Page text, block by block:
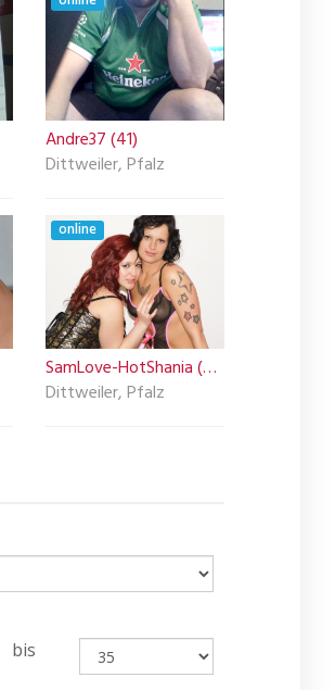
Andre37 (41)
Dittweiler, Pfalz
online
SamLove-HotShania (22)
Dittweiler, Pfalz
bis